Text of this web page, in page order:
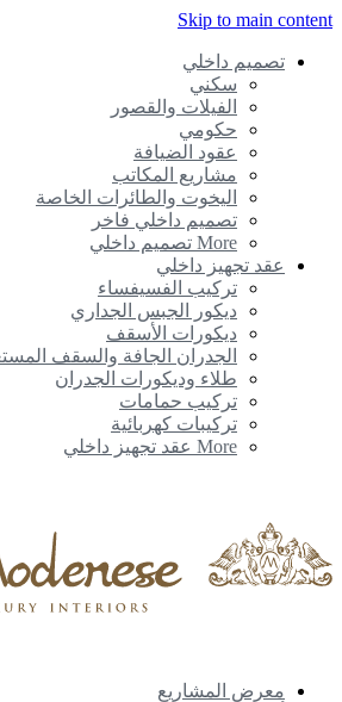
Skip to main
تصميم داخلي
سكني
الفيلات والقصور
حكومي
عقود الضيافة
مشاريع المكاتب
اليخوت والطائرات الخاصة
تصميم داخلي فاخر
More تصميم داخلي
عقد تجهيز داخلي
تركيب الفسيفساء
ديكور الجبس الجداري
ديكورات الأسقف
الجدران الجافة والسقف المستعار
طلاء وديكورات الجدران
تركيب حمامات
تركيبات كهربائية
More عقد تجهيز داخلي
معرض المشاريع